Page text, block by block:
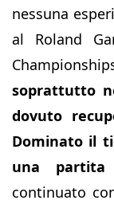
nessuna
al Roland
soprattutto
dovuto
Dominato il
una partita
continuato